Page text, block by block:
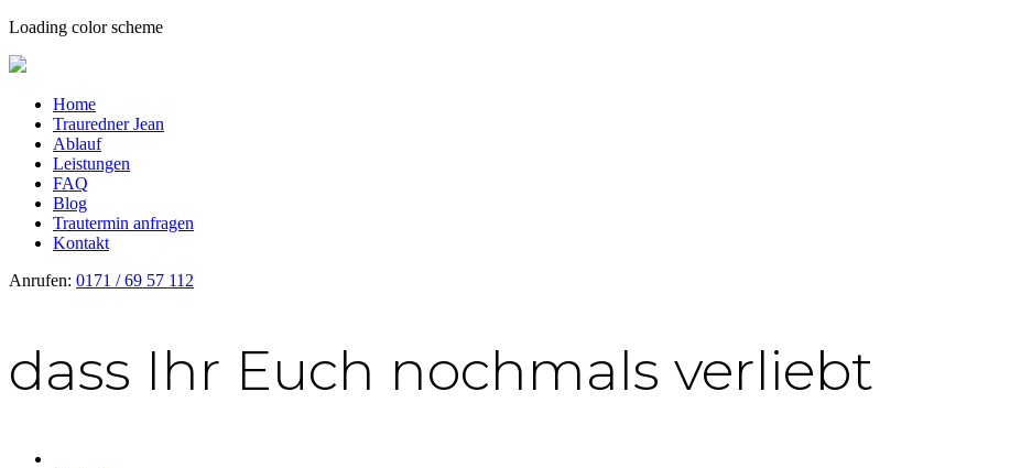
Loading color scheme
Home
Trauredner Jean
Ablauf
Leistungen
FAQ
Blog
Trautermin anfragen
Kontakt
Anrufen: 0171 / 69 57 112
dass Ihr Euch nochmals verliebt